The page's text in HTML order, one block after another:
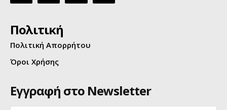
Πολιτική
Πολιτική Απορρήτου
Όροι Χρήσης
Εγγραφή στο Newsletter